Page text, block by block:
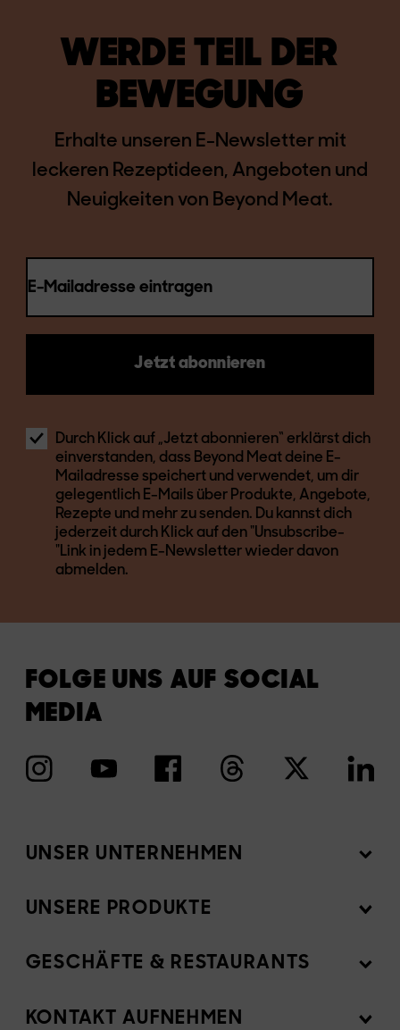
WERDE TEIL DER
BEWEGUNG
Erhalte unseren E-Newsletter mit
leckeren Rezeptideen, Angeboten und
Neuigkeiten von Beyond Meat.
E-Mailadresse eintragen
Jetzt abonnieren
Durch Klick auf „Jetzt abonnieren“ erklärst dich
einverstanden, dass Beyond Meat deine E-
Mailadresse speichert und verwendet, um dir
gelegentlich E-Mails über Produkte, Angebote,
Rezepte und mehr zu senden. Du kannst dich
jederzeit durch Klick auf den "Unsubscribe-
"Link in jedem E-Newsletter wieder davon
abmelden.
FOLGE UNS AUF SOCIAL
MEDIA
UNSER UNTERNEHMEN
Mission
Newsroom
Investoren
UNSERE PRODUKTE
Produkte
Zutaten
GESCHÄFTE & RESTAURANTS
Für Gastronomen
KONTAKT AUFNEHMEN